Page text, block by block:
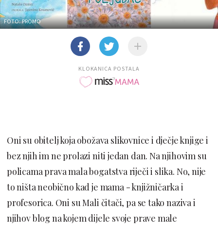
FOTO: PROMO
KLOKANICA POSTALA
Oni su obitelj koja obožava slikovnice i dječje knjige i
bez njih im ne prolazi niti jedan dan. Na njihovim su
policama prava mala bogatstva riječi i slika. No, nije
to ništa neobično kad je mama - knjižničarka i
profesorica. Oni su Mali čitači, pa se tako naziva i
njihov blog na kojem dijele svoje prave male